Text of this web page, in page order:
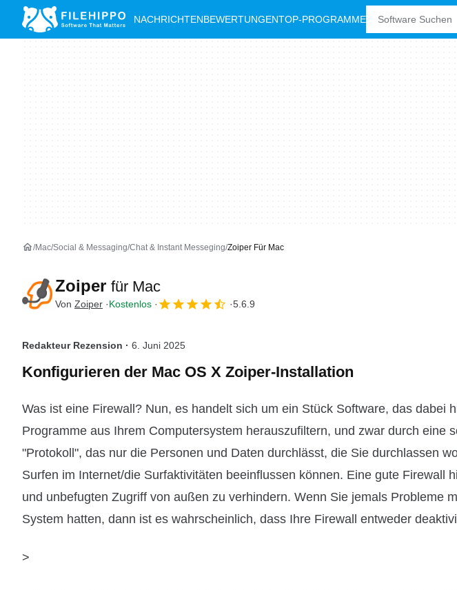
NACHRICHTENBEWERTUNGENTOP-PROGRAMME
Mac Social & Messaging Chat & Instant Messeging Zoiper Für Mac
Zoiper für Mac
Von Zoiper Kostenlos 5.6.9
Redakteur Rezension · 6. Juni 2025
Konfigurieren der Mac OS X Zoiper-Installation
Was ist eine Firewall? Nun, es handelt sich um ein Stück Software, das dabei
Programme aus Ihrem Computersystem herauszufiltern, und zwar durch eine
"Protokoll", das nur die Personen und Daten durchlässt, die Sie durchlassen
Surfen im Internet/die Surfaktivitäten beeinflussen können. Eine gute Firewall
und unbefugten Zugriff von außen zu verhindern. Wenn Sie jemals Probleme
System hatten, dann ist es wahrscheinlich, dass Ihre Firewall entweder
>